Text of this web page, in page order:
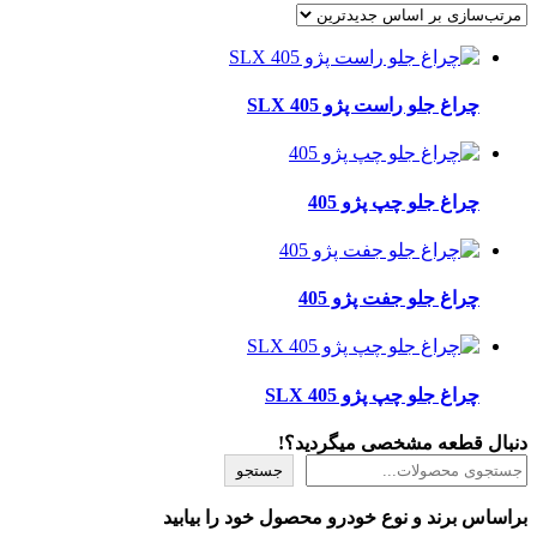
اساس
چراغ جلو راست پژو 405 SLX
چراغ جلو چپ پژو 405
چراغ جلو جفت پژو 405
چراغ جلو چپ پژو 405 SLX
دنبال قطعه مشخصی میگردید؟!
جستجو
براساس برند و نوع خودرو محصول خود را بیابید